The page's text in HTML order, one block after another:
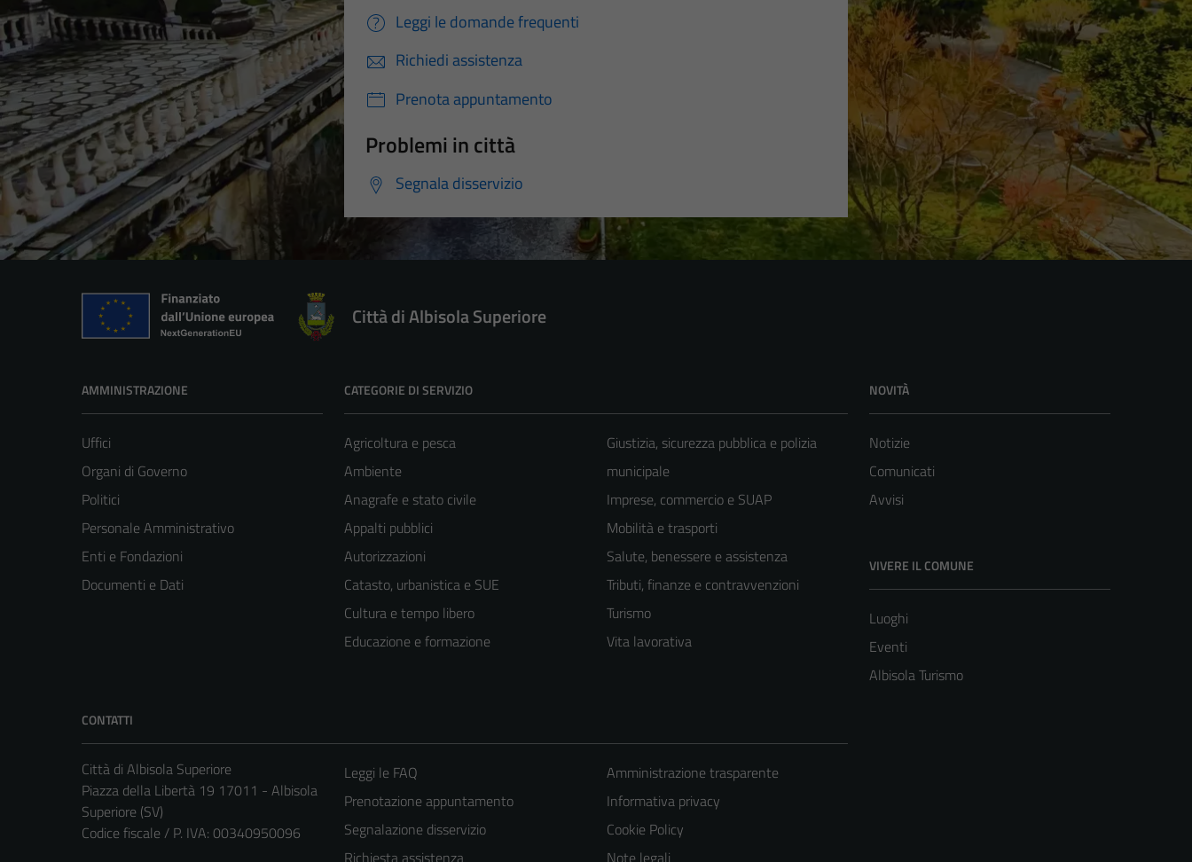
Leggi le domande frequenti
Richiedi assistenza
Prenota appuntamento
Problemi in città
Segnala disservizio
Città di Albisola Superiore
AMMINISTRAZIONE
Uffici
Organi di Governo
Politici
Personale Amministrativo
Enti e Fondazioni
Documenti e Dati
CATEGORIE DI SERVIZIO
Agricoltura e pesca
Ambiente
Anagrafe e stato civile
Appalti pubblici
Autorizzazioni
Catasto, urbanistica e SUE
Cultura e tempo libero
Educazione e formazione
Giustizia, sicurezza pubblica e polizia
municipale
Imprese, commercio e SUAP
Mobilità e trasporti
Salute, benessere e assistenza
Tributi, finanze e contravvenzioni
Turismo
Vita lavorativa
NOVITÀ
Notizie
Comunicati
Avvisi
VIVERE IL COMUNE
Luoghi
Eventi
Albisola Turismo
CONTATTI
Città di Albisola Superiore
Piazza della Libertà 19 17011 - Albisola
Superiore (SV)
Codice fiscale / P. IVA: 00340950096
Leggi le FAQ
Prenotazione appuntamento
Segnalazione disservizio
Amministrazione trasparente
Informativa privacy
Cookie Policy
Tecnici
Questi cookie
sono necessari